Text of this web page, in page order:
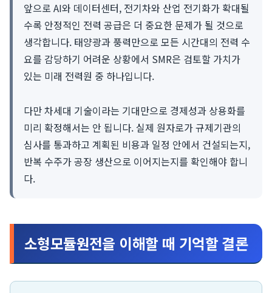
앞으로 AI와 데이터센터, 전기차와 산업 전기화가 확대될
수록 안정적인 전력 공급은 더 중요한 문제가 될 것으로
생각합니다. 태양광과 풍력만으로 모든 시간대의 전력 수
요를 감당하기 어려운 상황에서 SMR은 검토할 가치가
있는 미래 전력원 중 하나입니다.
다만 차세대 기술이라는 기대만으로 경제성과 상용화를
미리 확정해서는 안 됩니다. 실제 원자로가 규제기관의
심사를 통과하고 계획된 비용과 일정 안에서 건설되는지,
반복 수주가 공장 생산으로 이어지는지를 확인해야 합니
다.
소형모듈원전을 이해할 때 기억할 결론